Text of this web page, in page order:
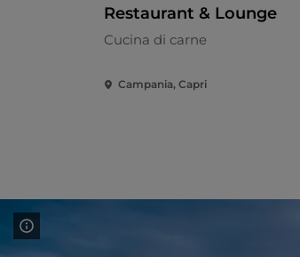
Restaurant & Lounge
Cucina di carne
Campania, Capri